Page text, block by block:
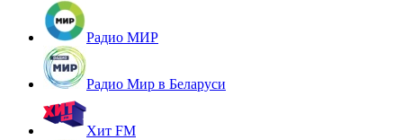
Радио МИР
Радио Мир в Беларуси
Хит FM